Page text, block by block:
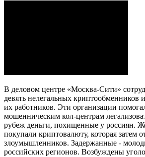
В деловом центре «Москва-Сити»
девять нелегальных криптообменников
их работников. Эти организации
мошенническим кол-центрам
рубеж деньги, похищенные у россиян.
покупали криптовалюту, которая затем
злоумышленников. Задержанные -
российских регионов. Возбуждены